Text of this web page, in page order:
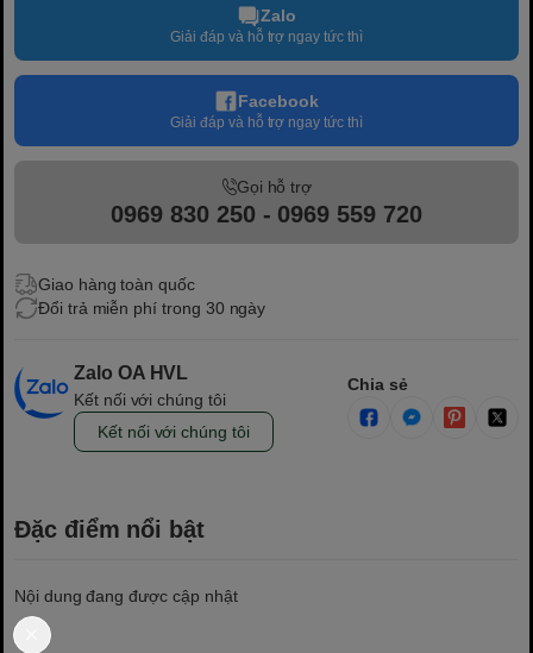
Zalo
Giải đáp và hỗ trợ ngay tức thì
Facebook
Giải đáp và hỗ trợ ngay tức thì
Gọi hỗ trợ
0969 830 250 - 0969 559 720
Giao hàng toàn quốc
Đổi trả miễn phí trong 30 ngày
Zalo OA HVL
Kết nối với chúng tôi
Kết nối với chúng tôi
Chia sẻ
Đặc điểm nổi bật
Nội dung đang được cập nhật